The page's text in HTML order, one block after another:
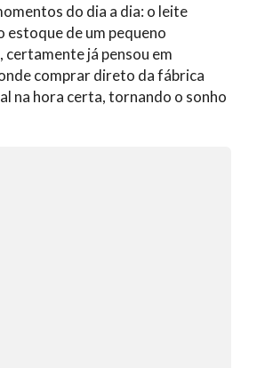
do dia a dia: o leite
estoque de um pequeno
já pensou em
comprar direto da fábrica
na hora certa, tornando o sonho